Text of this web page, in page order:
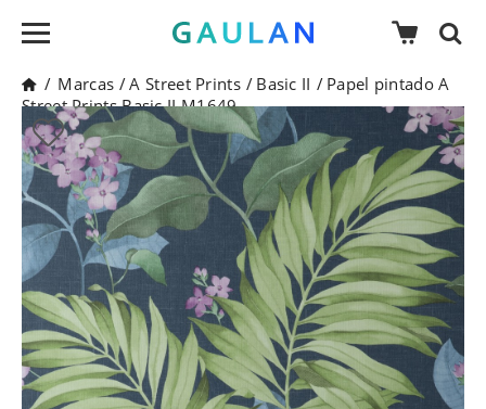
/ Marcas /A Street Prints / Basic II / Papel pintado A
Street Prints Basic II M1649